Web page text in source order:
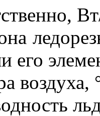
его
воздуха,